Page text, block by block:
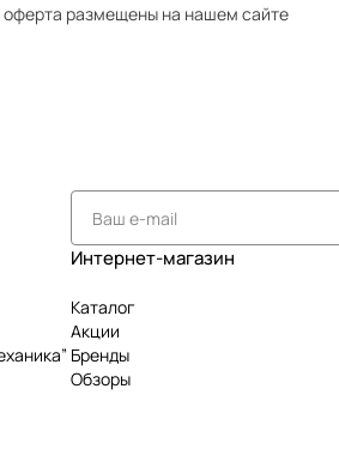
размещены на нашем сайте
Интернет-магазин
Каталог
Акции
Бренды
Обзоры